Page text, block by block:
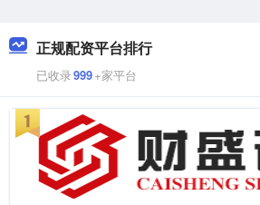
正规配资平台排行
已收录999+家平台